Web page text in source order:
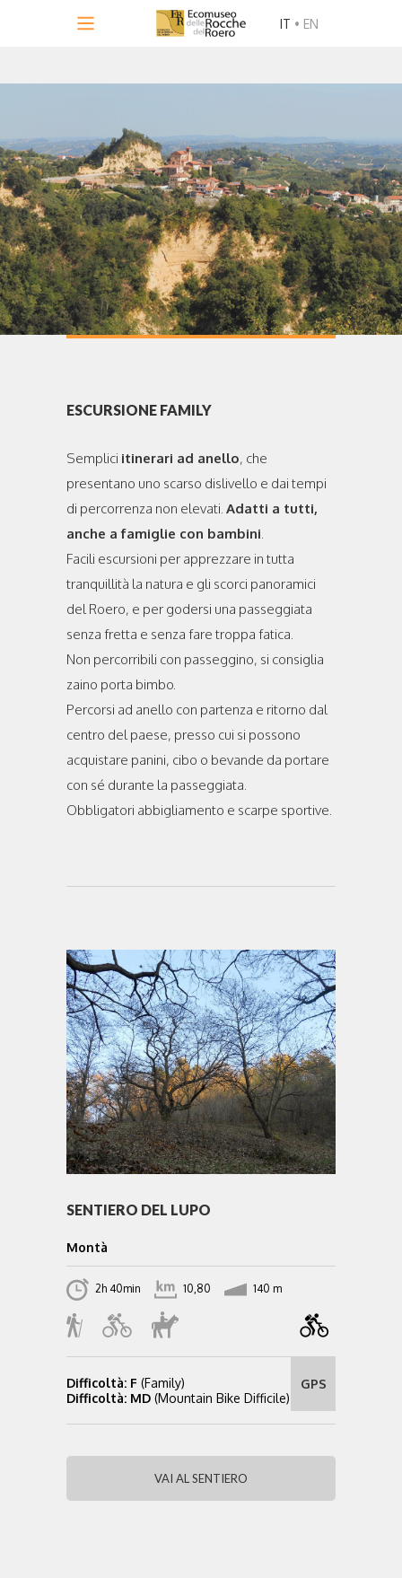
IT • EN
ESCURSIONE FAMILY
Semplici itinerari ad anello, che
presentano uno scarso dislivello e dai tempi
di percorrenza non elevati. Adatti a tutti,
anche a famiglie con bambini.
Facili escursioni per apprezzare in tutta
tranquillità la natura e gli scorci panoramici
del Roero, e per godersi una passeggiata
senza fretta e senza fare troppa fatica.
Non percorribili con passeggino, si consiglia
zaino porta bimbo.
Percorsi ad anello con partenza e ritorno dal
centro del paese, presso cui si possono
acquistare panini, cibo o bevande da portare
con sé durante la passeggiata.
Obbligatori abbigliamento e scarpe sportive.
SENTIERO DEL LUPO
Montà
2h 40min 10,80 140 m
Difficoltà: F (Family)
Difficoltà: MD (Mountain Bike Difficile)
GPS
VAI AL SENTIERO